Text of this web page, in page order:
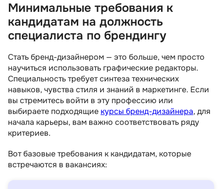
Минимальные требования к
кандидатам на должность
специалиста по брендингу
Стать бренд-дизайнером — это больше, чем просто
научиться использовать графические редакторы.
Специальность требует синтеза технических
навыков, чувства стиля и знаний в маркетинге. Если
вы стремитесь войти в эту профессию или
выбираете подходящие курсы бренд-дизайнера, для
начала карьеры, вам важно соответствовать ряду
критериев.
Вот базовые требования к кандидатам, которые
встречаются в вакансиях:
Дизайн упаковки для